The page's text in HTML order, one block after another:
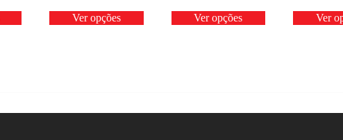
Ver opções Ver opções Ver